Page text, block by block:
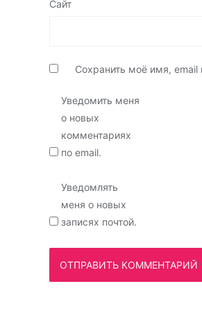
Сайт
Сохранить моё имя,
Уведомить меня
о новых
комментариях
по email.
Уведомлять
меня о новых
записях почтой.